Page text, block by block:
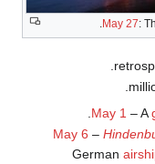
May 27:
May 1 – A
May 6 –
German